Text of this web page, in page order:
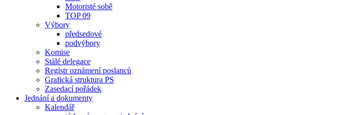
Motoristé sobě
TOP 09
Výbory
předsedové
podvýbory
Komise
Stálé delegace
Registr oznámení poslanců
Grafická struktura PS
Zasedací pořádek
Jednání a dokumenty
Kalendář